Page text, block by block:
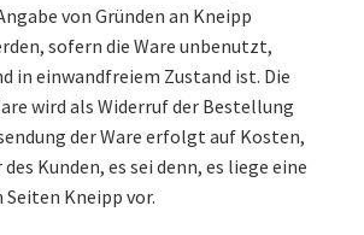
von Gründen an Kneipp
sofern die Ware unbenutzt,
in einwandfreiem Zustand ist. Die
wird als Widerruf der Bestellung
der Ware erfolgt auf Kosten,
Kunden, es sei denn, es liege eine
Kneipp vor.